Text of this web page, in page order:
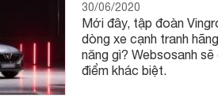
30/06/2020
Mới đây, tập đoàn
dòng xe cạnh tranh
năng gì? Websosanh
điểm khác biệt.